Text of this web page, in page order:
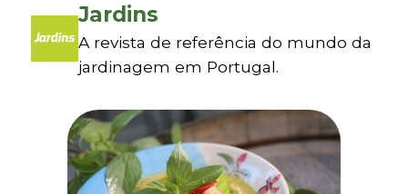
Jardins
A revista de referência do mundo da
jardinagem em Portugal.